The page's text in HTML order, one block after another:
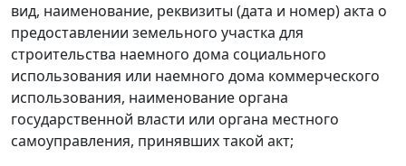
вид, наименование, реквизиты (дата и номер) акта о
предоставлении земельного участка для
строительства наемного дома социального
использования или наемного дома коммерческого
использования, наименование органа
государственной власти или органа местного
самоуправления, принявших такой акт;